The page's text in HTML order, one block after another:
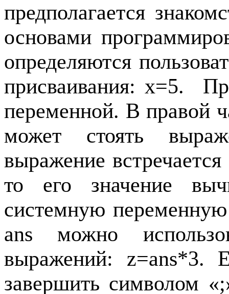
предполагается
основами
определяются
присваивания: x=5.
переменной. В правой
может стоять
выражение
то его значение
системную
ans можно
выражений: z=ans*3.
завершить символом